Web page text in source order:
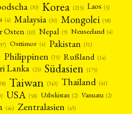
(30) Korea (215) Laos (5)
(4) Malaysia (30) Mongolei (58)
Osten (10) Nepal (9) Neuseeland (4)
Osttimor (4) Pakistan (31)
Philippinen (35) Rußland (14)
Lanka (25) Südasien (175)
Taiwan (343) Thailand (41)
USA (58) Uzbekistan (2) Vanuatu (2)
(46) Zentralasien (43)